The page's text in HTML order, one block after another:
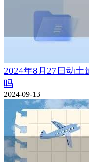
2024年8月27日动土
吗
2024-09-13